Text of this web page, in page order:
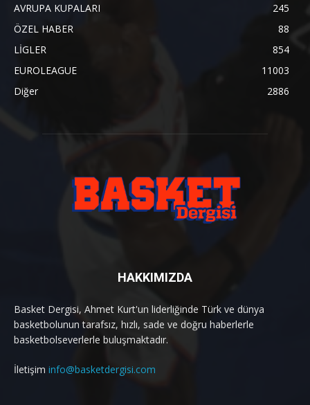
AVRUPA KUPALARI
245
ÖZEL HABER
88
LİGLER
854
EUROLEAGUE
11003
Diğer
2886
HAKKIMIZDA
Basket Dergisi, Ahmet Kurt'un liderliğinde Türk ve dünya
basketbolunun tarafsız, hızlı, sade ve doğru haberlerle
basketbolseverlerle buluşmaktadır.
İletişim info@basketdergisi.com